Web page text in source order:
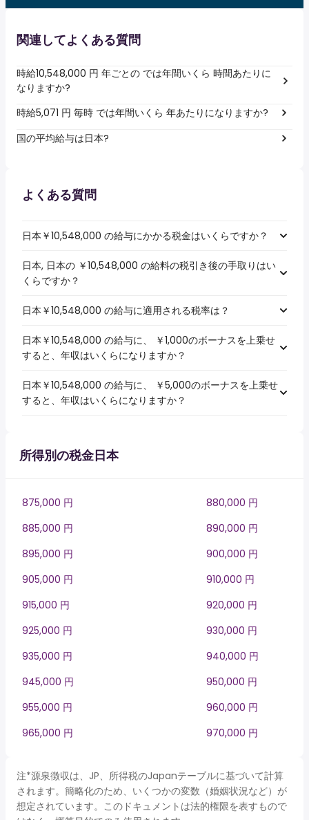
関連してよくある質問
時給10,548,000 円 年ごとの では年間いくら 時間あたりに
なりますか?
時給5,071 円 毎時 では年間いくら 年あたりになりますか?
国の平均給与は日本?
よくある質問
日本￥10,548,000 の給与にかかる税金はいくらですか？
日本, 日本の ￥10,548,000 の給料の税引き後の手取りはい
くらですか？
日本￥10,548,000 の給与に適用される税率は？
日本￥10,548,000 の給与に、 ￥1,000のボーナスを上乗せ
すると、年収はいくらになりますか？
日本￥10,548,000 の給与に、 ￥5,000のボーナスを上乗せ
すると、年収はいくらになりますか？
所得別の税金日本
875,000 円
880,000 円
885,000 円
890,000 円
895,000 円
900,000 円
905,000 円
910,000 円
915,000 円
920,000 円
925,000 円
930,000 円
935,000 円
940,000 円
945,000 円
950,000 円
955,000 円
960,000 円
965,000 円
970,000 円
注*源泉徴収は、JP、所得税のJapanテーブルに基づいて計算
されます。簡略化のため、いくつかの変数（婚姻状況など）が
想定されています。このドキュメントは法的権限を表すもので